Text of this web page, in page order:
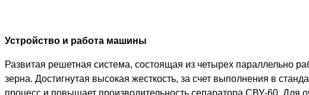
Устройство и работа машины
Развитая решетная система, состоящая из четырех параллельно
зерна. Достигнутая высокая жесткость, за счет выполнения в
процесс и повышает производительность сепаратора СВУ-60.